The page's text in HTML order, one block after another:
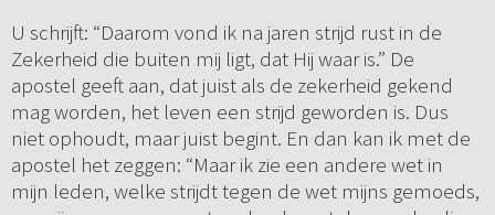
U schrijft: “Daarom vond ik na jaren strijd rust in de
Zekerheid die buiten mij ligt, dat Hij waar is.” De
apostel geeft aan, dat juist als de zekerheid gekend
mag worden, het leven een strijd geworden is. Dus
niet ophoudt, maar juist begint. En dan kan ik met de
apostel het zeggen: “Maar ik zie een andere wet in
mijn leden, welke strijdt tegen de wet mijns gemoeds,